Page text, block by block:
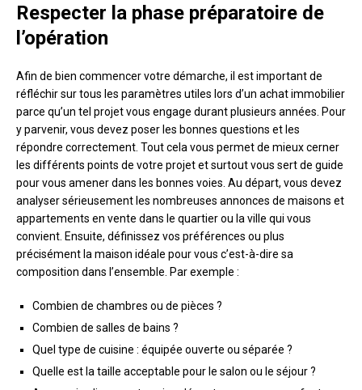
Respecter la phase préparatoire de
l’opération
Afin de bien commencer votre démarche, il est important de
réfléchir sur tous les paramètres utiles lors d’un achat immobilier
parce qu’un tel projet vous engage durant plusieurs années. Pour
y parvenir, vous devez poser les bonnes questions et les
répondre correctement. Tout cela vous permet de mieux cerner
les différents points de votre projet et surtout vous sert de guide
pour vous amener dans les bonnes voies. Au départ, vous devez
analyser sérieusement les nombreuses annonces de maisons et
appartements en vente dans le quartier ou la ville qui vous
convient. Ensuite, définissez vos préférences ou plus
précisément la maison idéale pour vous c’est-à-dire sa
composition dans l’ensemble. Par exemple :
Combien de chambres ou de pièces ?
Combien de salles de bains ?
Quel type de cuisine : équipée ouverte ou séparée ?
Quelle est la taille acceptable pour le salon ou le séjour ?